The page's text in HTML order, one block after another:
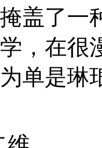
盖了一
，在很
单是琳